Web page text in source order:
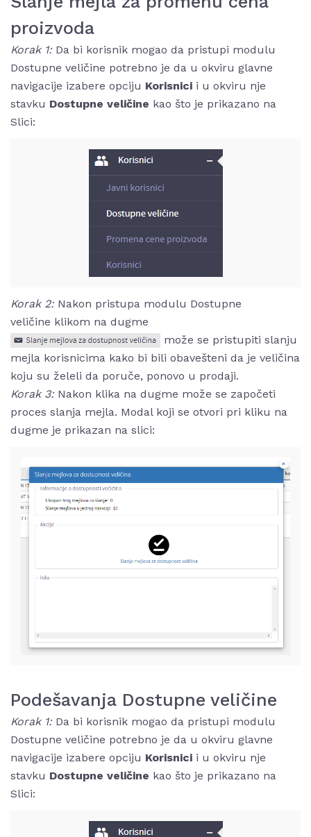
proizvoda
Korak 1: Da bi korisnik mogao da pristupi modulu
Dostupne veličine potrebno je da u okviru glavne
navigacije izabere opciju Korisnici i u okviru nje
stavku Dostupne veličine kao što je prikazano na
Slici:
Korak 2: Nakon pristupa modulu Dostupne
veličine klikom na dugme
može se pristupiti slanju
mejla korisnicima kako bi bili obavešteni da je veličina
koju su želeli da poruče, ponovo u prodaji.
Korak 3:Nakon klika na dugme može se započeti
proces slanja mejla. Modal koji se otvori pri kliku na
dugme je prikazan na slici:
Podešavanja Dostupne veličine
Korak 1: Da bi korisnik mogao da pristupi modulu
Dostupne veličine potrebno je da u okviru glavne
navigacije izabere opciju Korisnici i u okviru nje
stavku Dostupne veličine kao što je prikazano na
Slici: